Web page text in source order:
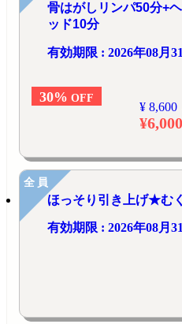
骨はがしリンパ50分+ヘ
ッド10分
有効期限 : 2026年08月
30% OFF
¥
¥6,000
全員
ほっそり引き上げ★む
有効期限 : 2026年08月